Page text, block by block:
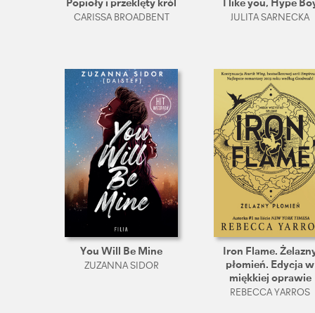
Popioły i przeklęty król
CARISSA BROADBENT
I like you, Hype
JULITA SARNECKA
You Will Be Mine
ZUZANNA SIDOR
Iron Flame.
płomień. Edycja w
miękkiej oprawie
REBECCA YARROS